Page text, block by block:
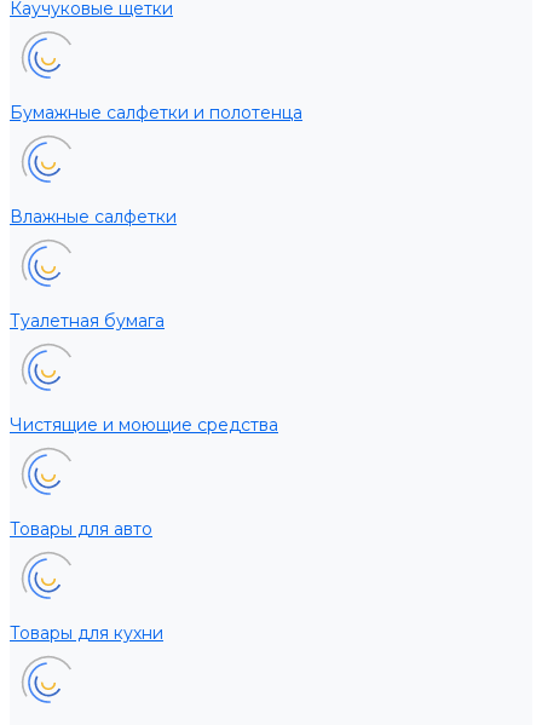
Каучуковые щетки
Бумажные салфетки и полотенца
Влажные салфетки
Туалетная бумага
Чистящие и моющие средства
Товары для авто
Товары для кухни